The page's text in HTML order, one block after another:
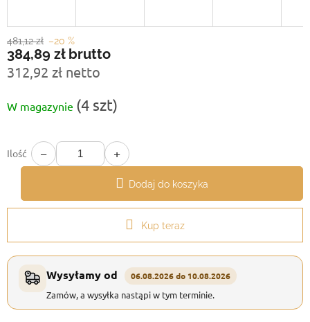
481,12 zł –20 %
384,89 zł brutto
312,92 zł netto
jednostkowa:
W magazynie (4 szt)
Ilość − +
Dodaj do koszyka
Kup teraz
Wysyłamy od 06.08.2026 do 10.08.2026
Zamów, a wysyłka nastąpi w tym terminie.